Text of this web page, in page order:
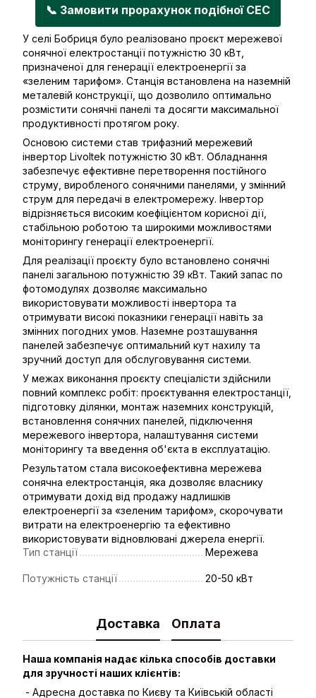
📞 Замовити прорахунок подібної СЕС
У селі Бобриця було реалізовано проєкт мережевої
сонячної електростанції потужністю 30 кВт,
призначеної для генерації електроенергії за
«зеленим тарифом». Станція встановлена на наземній
металевій конструкції, що дозволило оптимально
розмістити сонячні панелі та досягти максимальної
продуктивності протягом року.
Основою системи став трифазний мережевий
інвертор Livoltek потужністю 30 кВт. Обладнання
забезпечує ефективне перетворення постійного
струму, виробленого сонячними панелями, у змінний
струм для передачі в електромережу. Інвертор
відрізняється високим коефіцієнтом корисної дії,
стабільною роботою та широкими можливостями
моніторингу генерації електроенергії.
Для реалізації проєкту було встановлено сонячні
панелі загальною потужністю 39 кВт. Такий запас по
фотомодулях дозволяє максимально
використовувати можливості інвертора та
отримувати високі показники генерації навіть за
змінних погодних умов. Наземне розташування
панелей забезпечує оптимальний кут нахилу та
зручний доступ для обслуговування системи.
У межах виконання проєкту спеціалісти здійснили
повний комплекс робіт: проєктування електростанції,
підготовку ділянки, монтаж наземних конструкцій,
встановлення сонячних панелей, підключення
мережевого інвертора, налаштування системи
моніторингу та введення об'єкта в експлуатацію.
Результатом стала високоефективна мережева
сонячна електростанція, яка дозволяє власнику
отримувати дохід від продажу надлишків
електроенергії за «зеленим тарифом», скорочувати
витрати на електроенергію та ефективно
використовувати відновлювані джерела енергії.
Тип станції
Мережева
Потужність станції 20-50 кВт
Доставка Оплата
Наша компанія надає кілька способів доставки
для зручності наших клієнтів:
- Адресна доставка по Києву та Київській області